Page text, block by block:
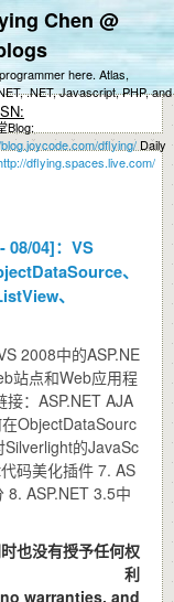
Chen @
here. Atlas,
.NET, Javascript, PHP, and
Blog:
dflying/ Daily
dflying.spaces.live.com/
08/04]：VS
、
、
2008中的ASP.NE
站点和Web应用程
：ASP.NET AJA
ObjectDataSourc
的JavaSc
码美化插件 7. AS
ASP.NET 3.5中
也没有授予任何权
利
warranties, and